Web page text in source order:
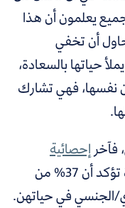
يعلمون أن هذا
أن تخفي
حياتها بالسعادة،
نفسها، فهي تشارك
فآخرإحصائية
نشرتها منظمة الأمم المتحدة تؤكد أن 37% من
الجنسي في حياتهن.